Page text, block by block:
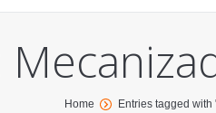
Bloque de motor Culatas
Home Entries tagged